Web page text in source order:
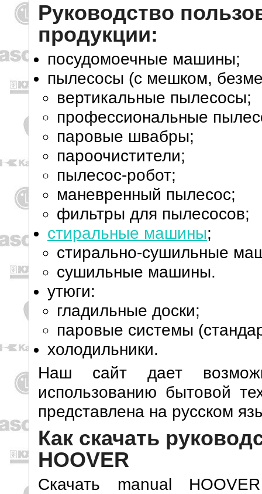
Руководство
продукции:
посудомоечные машины;
пылесосы (с мешком,
вертикальные пылесосы;
профессиональные
паровые швабры;
пароочистители;
пылесос-робот;
маневренный пылесос;
фильтры для пылесосов;
стиральные машины;
стирально-сушильные
сушильные машины.
утюги:
гладильные доски;
паровые системы
холодильники.
Наш сайт дает
использованию бытовой
представлена на русском
Как скачать
HOOVER
Скачать manual